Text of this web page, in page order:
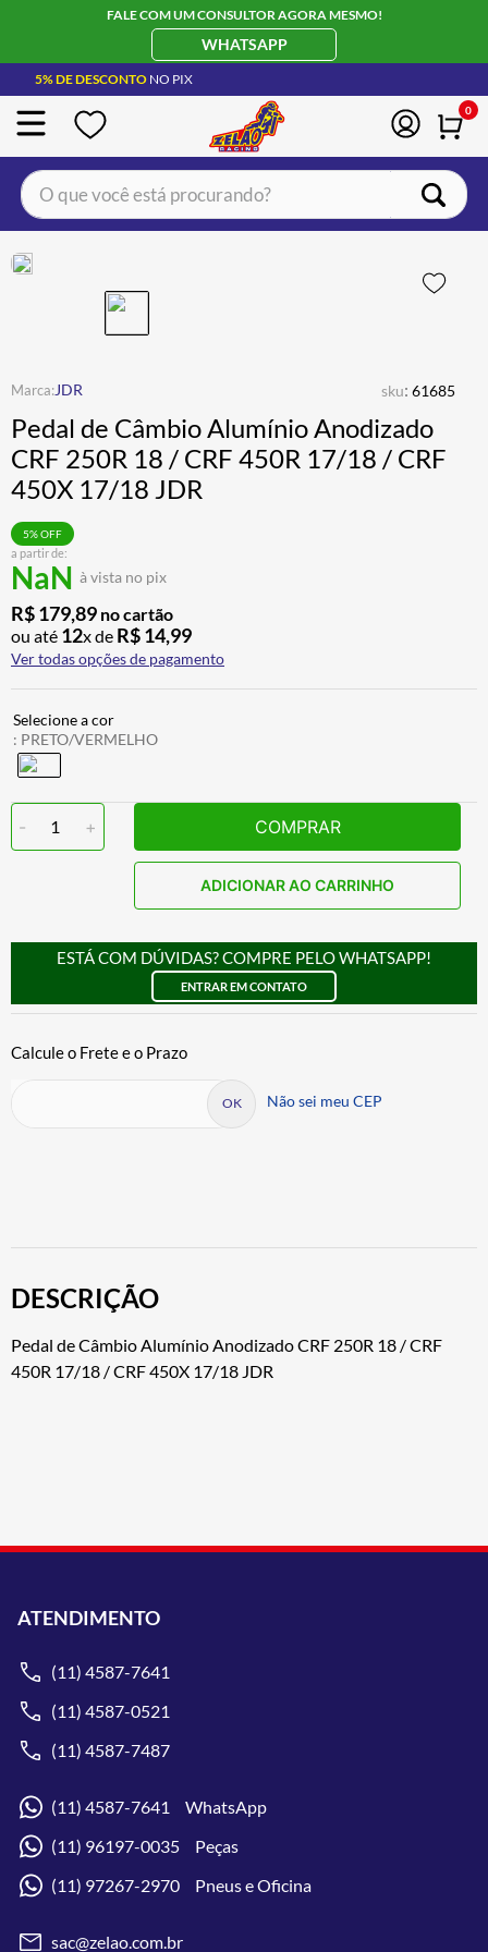
FALE COM UM CONSULTOR AGORA MESMO!
WHATSAPP
5% DE DESCONTO NO PIX
0
O que você está procurando?
JDR sku: 61685
Pedal de Câmbio Alumínio Anodizado
CRF 250R 18 / CRF 450R 17/18 / CRF
450X 17/18 JDR
a partir de:
NaN à vista no pix
5% OFF
R$179,89 no cartão
ou até 12x de R$14,99
Ver todas opções de pagamento
: PRETO/VERMELHO
- 1 + COMPRAR
ADICIONAR AO CARRINHO
ESTÁ COM DÚVIDAS? COMPRE PELO WHATSAPP!
ENTRAR EM CONTATO
Não sei meu CEP
DESCRIÇÃO
Pedal de Câmbio Alumínio Anodizado CRF 250R 18 / CRF
450R 17/18 / CRF 450X 17/18 JDR
ATENDIMENTO
(11) 4587-7641
(11) 4587-0521
(11) 4587-7487
(11) 4587-7641 WhatsApp
(11) 96197-0035 Peças
(11) 97267-2970 Pneus e Oficina
sac@zelao.com.br
BOTA
4º ÓCULOS SOLAR
5º LUVA
6º ALPINESTAR
7º BAU
8º
9 º AIROH
10º BOTAS